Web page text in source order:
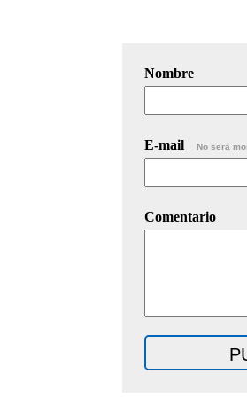
Nombre
E-mail No será
Comentario